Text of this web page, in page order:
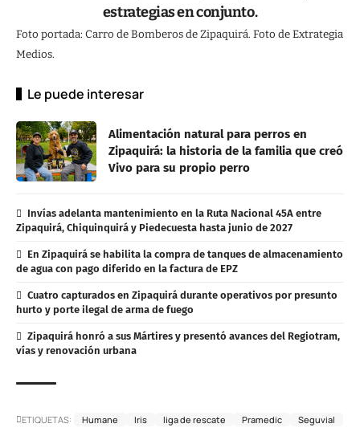
estrategias en conjunto.
Foto portada: Carro de Bomberos de Zipaquirá. Foto de Extrategia
Medios.
Le puede interesar
Alimentación natural para perros en
Zipaquirá: la historia de la familia que creó
Vivo para su propio perro
Invías adelanta mantenimiento en la Ruta Nacional 45A entre
Zipaquirá, Chiquinquirá y Piedecuesta hasta junio de 2027
En Zipaquirá se habilita la compra de tanques de almacenamiento
de agua con pago diferido en la factura de EPZ
Cuatro capturados en Zipaquirá durante operativos por presunto
hurto y porte ilegal de arma de fuego
Zipaquirá honró a sus Mártires y presentó avances del Regiotram,
vías y renovación urbana
ETIQUETAS: Humane Iris liga de rescate Pramedic Seguvial